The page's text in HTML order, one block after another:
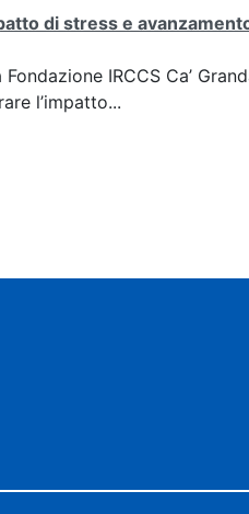
di stress e
IRCCS Ca’
l’impatto...